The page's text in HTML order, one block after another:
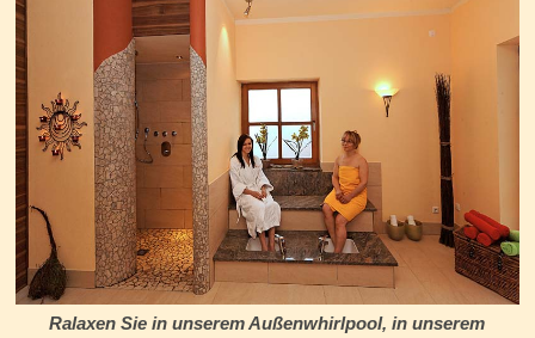
Ralaxen Sie in unserem Außenwhirlpool, in unserem